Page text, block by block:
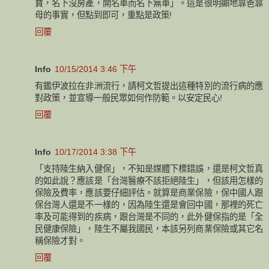
寶，名下沒房產，開名車而名下無車」。這是很明顯地靠爸靠
母的事實，但點到即可，重點是政策!
回覆
Info 10/15/2014 3:46 下午
有鑑伊波拉在非洲流行，請柯文哲提出這種特別的流行病的應
對政策，並宣導一般民眾如何作防範。以安定民心!
回覆
Info 10/17/2014 3:38 下午
「支持陸生納入健保」，不知是媒體下標錯誤，還是柯文哲真
的如此說？應該是「台灣醫療不該拒絕陸生」，但該用怎樣的
保險及費率，應該要仔細評估。就算是商業保險，保中國人跟
保台灣人還是不一樣的，因為陸生還是會回中國，那裡的死亡
率及可能得到的疾病，跟台灣是不同的，此外健保指的是「全
民健康保險」，陸生不屬我國民，本該另列商業保險或其它名
稱保險才對。
回覆